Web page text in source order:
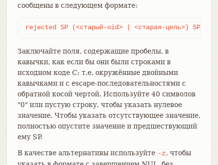
сообщены в следующем формате:
rejected SP (<старый-oid> | <старая-цель>) SP
Заключайте поля, содержащие пробелы, в
кавычки, как если бы они были строками в
исходном коде C; т.е. окружённые двойными
кавычками и с escape-последовательностями с
обратной косой чертой. Используйте 40 символов
"0" или пустую строку, чтобы указать нулевое
значение. Чтобы указать отсутствующее значение,
полностью опустите значение и предшествующий
ему SP.
В качестве альтернативы используйте -z, чтобы